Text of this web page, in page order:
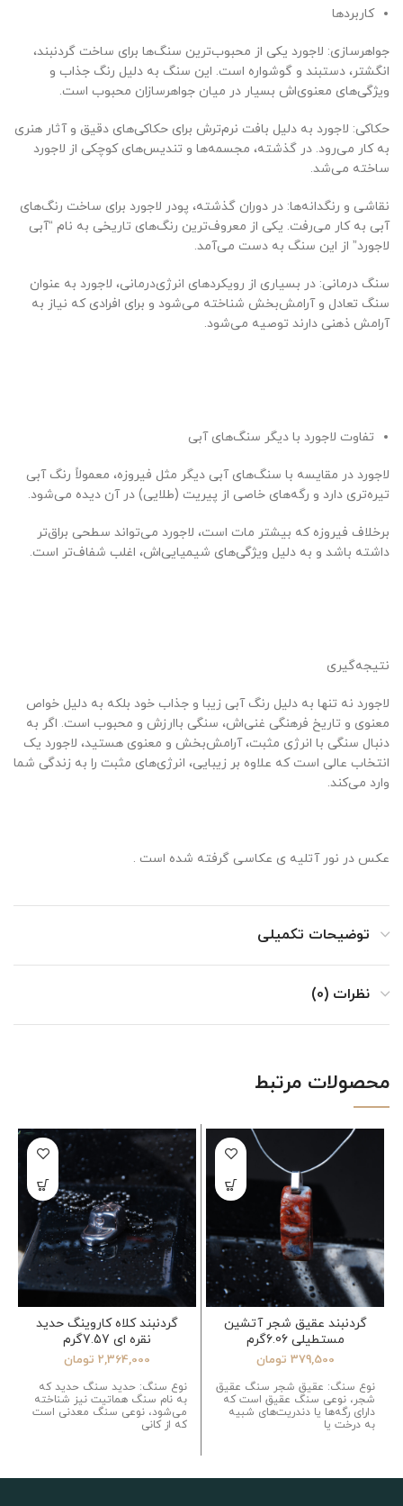
کاربردها
جواهرسازی: لاجورد یکی از محبوب‌ترین سنگ‌ها برای ساخت گردنبند،
انگشتر، دستبند و گوشواره است. این سنگ به دلیل رنگ جذاب و
ویژگی‌های معنوی‌اش بسیار در میان جواهرسازان محبوب است.
حکاکی: لاجورد به دلیل بافت نرم‌ترش برای حکاکی‌های دقیق و آثار هنری
به کار می‌رود. در گذشته، مجسمه‌ها و تندیس‌های کوچکی از لاجورد
ساخته می‌شد.
نقاشی و رنگدانه‌ها: در دوران گذشته، پودر لاجورد برای ساخت رنگ‌های
آبی به کار می‌رفت. یکی از معروف‌ترین رنگ‌های تاریخی به نام “آبی
لاجورد” از این سنگ به دست می‌آمد.
سنگ درمانی: در بسیاری از رویکردهای انرژی‌درمانی، لاجورد به عنوان
سنگ تعادل و آرامش‌بخش شناخته می‌شود و برای افرادی که نیاز به
آرامش ذهنی دارند توصیه می‌شود.
تفاوت لاجورد با دیگر سنگ‌های آبی
لاجورد در مقایسه با سنگ‌های آبی دیگر مثل فیروزه، معمولاً رنگ آبی
تیره‌تری دارد و رگه‌های خاصی از پیریت (طلایی) در آن دیده می‌شود.
برخلاف فیروزه که بیشتر مات است، لاجورد می‌تواند سطحی براق‌تر
داشته باشد و به دلیل ویژگی‌های شیمیایی‌اش، اغلب شفاف‌تر است.
نتیجه‌گیری
لاجورد نه تنها به دلیل رنگ آبی زیبا و جذاب خود بلکه به دلیل خواص
معنوی و تاریخ فرهنگی غنی‌اش، سنگی باارزش و محبوب است. اگر به
دنبال سنگی با انرژی مثبت، آرامش‌بخش و معنوی هستید، لاجورد یک
انتخاب عالی است که علاوه بر زیبایی، انرژی‌های مثبت را به زندگی شما
وارد می‌کند.
عکس در نور آتلیه ی عکاسی گرفته شده است .
توضیحات تکمیلی
نظرات (0)
محصولات مرتبط
گردنبند عقیق شجر آتشین
مستطیلی 6.06گرم
379,500 تومان
نوع سنگ: عقیق شجر سنگ عقیق
شجر، نوعی سنگ عقیق است که
دارای رگه‌ها یا دندریت‌های شبیه
به درخت یا
گردنبند کلاه کاروینگ حدید
نقره ای 7.57گرم
2,364,000 تومان
نوع سنگ: حدید سنگ حدید که
به نام سنگ هماتیت نیز شناخته
می‌شود، نوعی سنگ معدنی است
که از کانی